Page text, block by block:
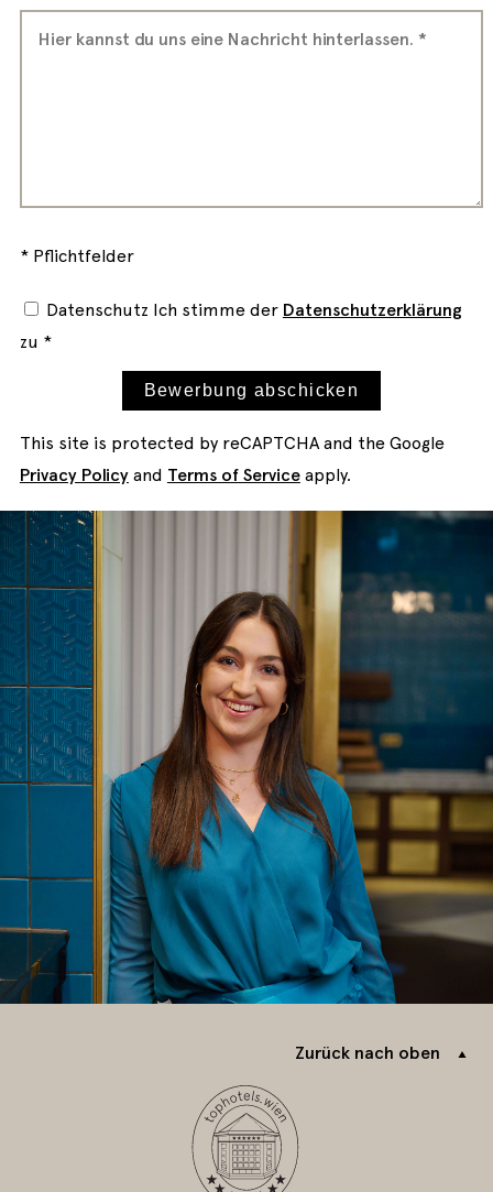
* Pflichtfelder
Datenschutz Ich stimme der Datenschutzerklärung
zu *
Bewerbung abschicken
This site is protected by reCAPTCHA and the Google
Privacy Policyand Terms of Serviceapply.
Zurück nach oben